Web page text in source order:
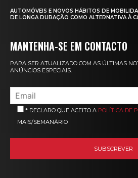
AUTOMÓVEIS E NOVOS HÁBITOS DE
DE LONGA DURAÇÃO COMO ALTERNATIVA À
MANTENHA-SE EM CONTACTO
PARA SER ATUALIZADO COM AS ÚLTIMAS
ANÚNCIOS ESPECIAIS.
* DECLARO QUE ACEITO A POLÍTICA DE
MAIS/SEMANÁRIO